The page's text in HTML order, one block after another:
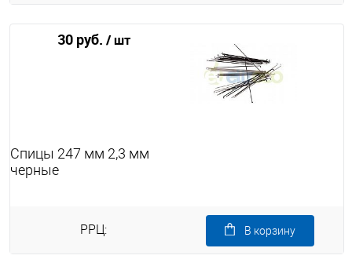
30 руб. / шт
Спицы 247 мм 2,3 мм
черные
РРЦ: В корзину